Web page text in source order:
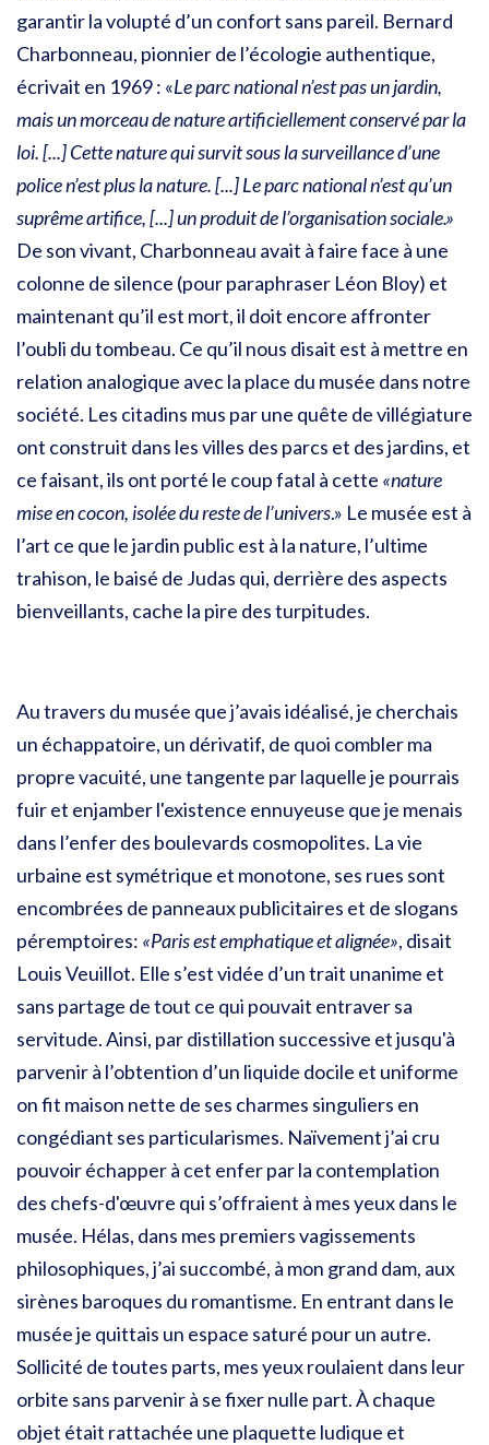
garantir la volupté d’un confort sans pareil. Bernard
Charbonneau, pionnier de l’écologie authentique,
écrivait en 1969 : «Le parc national n’est pas un jardin,
mais un morceau de nature artificiellement conservé par la
loi. [...] Cette nature qui survit sous la surveillance d’une
police n’est plus la nature. [...] Le parc national n’est qu’un
suprême artifice, [...] un produit de l’organisation sociale.»
De son vivant, Charbonneau avait à faire face à une
colonne de silence (pour paraphraser Léon Bloy) et
maintenant qu’il est mort, il doit encore affronter
l’oubli du tombeau. Ce qu’il nous disait est à mettre en
relation analogique avec la place du musée dans notre
société. Les citadins mus par une quête de villégiature
ont construit dans les villes des parcs et des jardins, et
ce faisant, ils ont porté le coup fatal à cette «nature
mise en cocon, isolée du reste de l’univers.» Le musée est à
l’art ce que le jardin public est à la nature, l’ultime
trahison, le baisé de Judas qui, derrière des aspects
bienveillants, cache la pire des turpitudes.
Au travers du musée que j’avais idéalisé, je cherchais
un échappatoire, un dérivatif, de quoi combler ma
propre vacuité, une tangente par laquelle je pourrais
fuir et enjamber l'existence ennuyeuse que je menais
dans l’enfer des boulevards cosmopolites. La vie
urbaine est symétrique et monotone, ses rues sont
encombrées de panneaux publicitaires et de slogans
péremptoires: «Paris est emphatique et alignée», disait
Louis Veuillot. Elle s’est vidée d’un trait unanime et
sans partage de tout ce qui pouvait entraver sa
servitude. Ainsi, par distillation successive et jusqu'à
parvenir à l’obtention d’un liquide docile et uniforme
on fit maison nette de ses charmes singuliers en
congédiant ses particularismes. Naïvement j’ai cru
pouvoir échapper à cet enfer par la contemplation
des chefs-d'œuvre qui s’offraient à mes yeux dans le
musée. Hélas, dans mes premiers vagissements
philosophiques, j’ai succombé, à mon grand dam, aux
sirènes baroques du romantisme. En entrant dans le
musée je quittais un espace saturé pour un autre.
Sollicité de toutes parts, mes yeux roulaient dans leur
orbite sans parvenir à se fixer nulle part. À chaque
objet était rattachée une plaquette ludique et